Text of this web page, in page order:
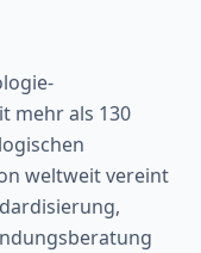
mehr als 130
weltweit vereint